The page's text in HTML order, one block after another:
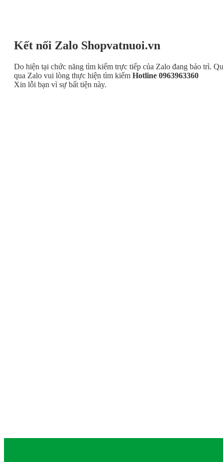
Kết nối Zalo Shopvatnuoi.vn
Do hiện tại chức năng tìm kiếm trực tiếp của Zalo đang bảo trì.
qua Zalo vui lòng thực hiện tìm kiếm Hotline 0963963360
Xin lỗi bạn vì sự bất tiện này.